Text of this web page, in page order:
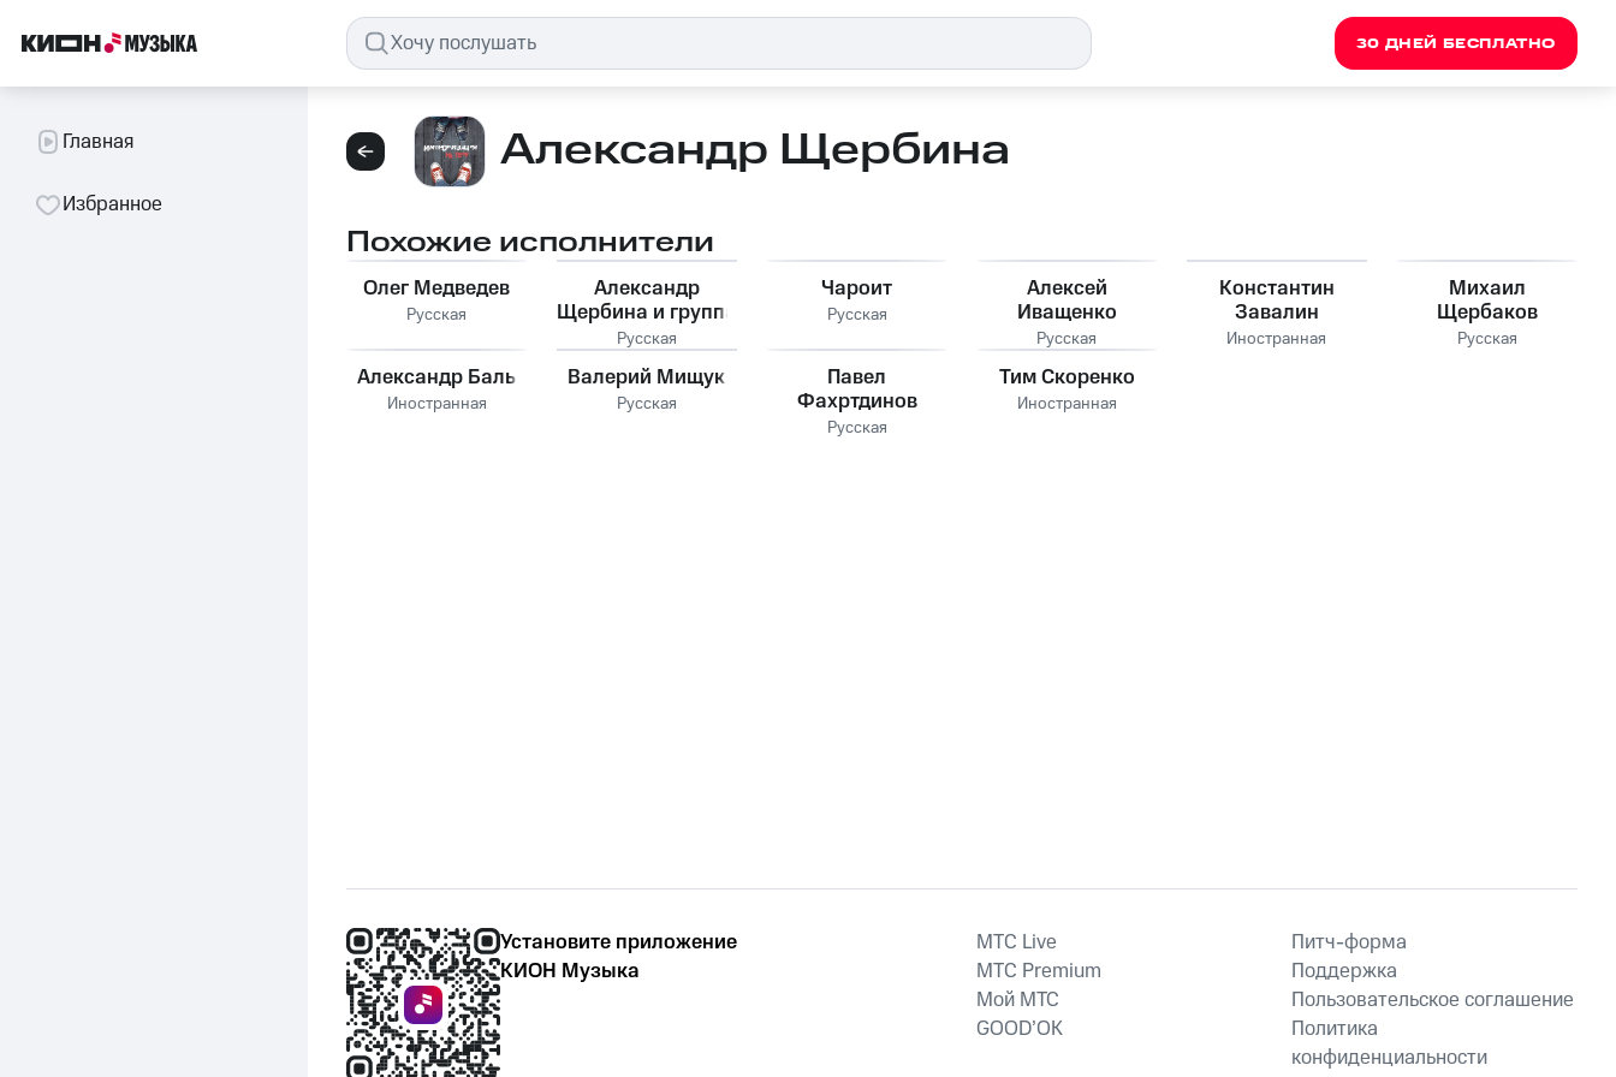
30 ДНЕЙ БЕСПЛАТНО
Главная
Избранное
Александр Щербина
Похожие исполнители
Олег Медведев
Русская
Александр
Щербина и группа
"Адриан и
Александр"
Русская
Чароит
Русская
Алексей
Иващенко
Русская
Константин
Завалин
Иностранная
Михаил
Щербаков
Русская
Александр Баль
Иностранная
Валерий Мищук
Русская
Павел
Фахртдинов
Русская
Тим Скоренко
Иностранная
Установите приложение
КИОН Музыка
MTС Live
MTС Premium
Мой МТС
GOOD’OK
Питч-форма
Поддержка
Пользовательское соглашение
Политика
конфиденциальности